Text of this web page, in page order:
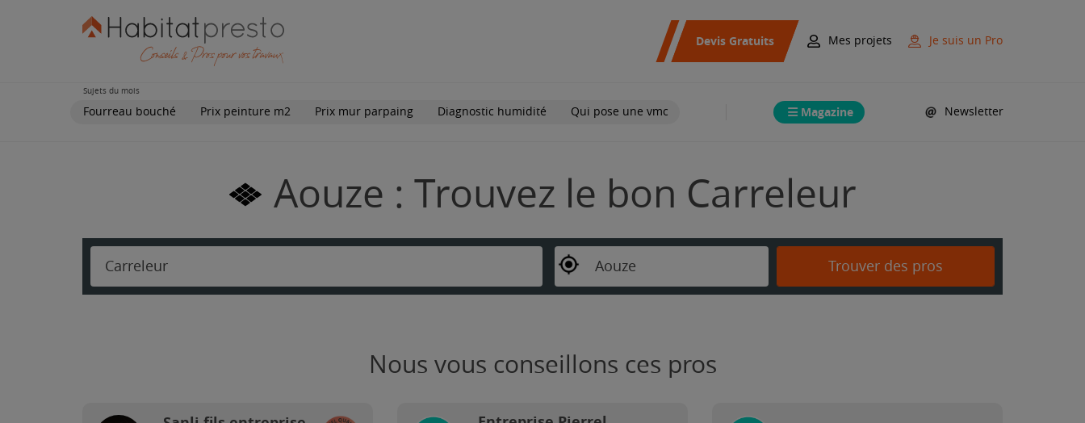
Devis Gratuits Mes projets Je suis un Pro
Sujets du mois
Fourreau bouché Prix peinture m2 Prix mur parpaing Diagnostic humidité Qui pose une vmc Magazine Newsletter
Aouze : Trouvez le bon Carreleur
Carreleur Aouze Trouver des pros
Nous vous conseillons ces pros